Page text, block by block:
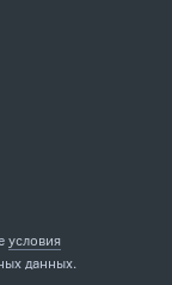
условия
данных.